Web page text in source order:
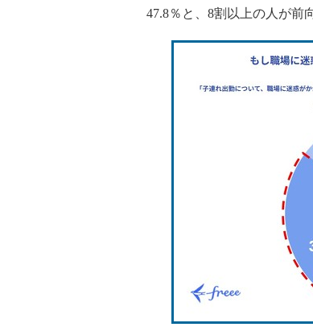
47.8％と、8割以上の人が前